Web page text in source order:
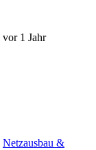
vor 1 Jahr
Netzausbau &